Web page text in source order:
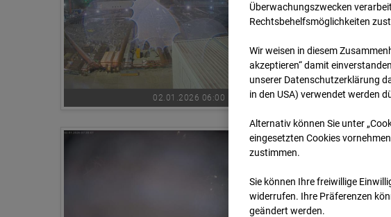
02.01.2026 06:00
Überwachungszwecken
Rechtsbehelfsmöglichkeiten
Wir weisen in diesem
akzeptieren“ damit
unserer Datenschutzerklärung
in den USA) verwendet werden
Alternativ können Sie unter
eingesetzten Cookies
zustimmen.
Sie können Ihre freiwillige
widerrufen. Ihre Prä­fe­renzen
geändert werden.